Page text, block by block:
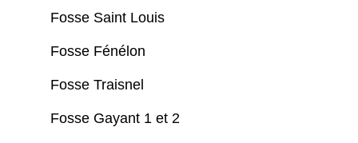
Fosse Saint Louis
Fosse Fénélon
Fosse Traisnel
Fosse Gayant 1 et 2